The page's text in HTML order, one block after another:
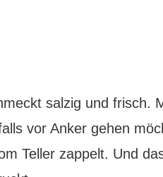
salzig und frisch.
vor Anker gehen
Teller zappelt. Und